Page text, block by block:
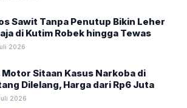
Sawit Tanpa Penutup Bikin Leher
di Kutim Robek hingga Tewas
2026
Motor Sitaan Kasus Narkoba di
Dilelang, Harga dari Rp6 Juta
2026